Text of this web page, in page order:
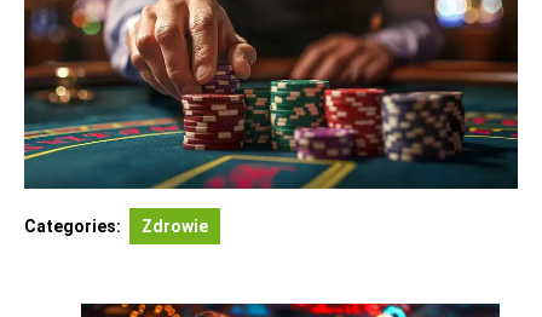
Categories: Zdrowie